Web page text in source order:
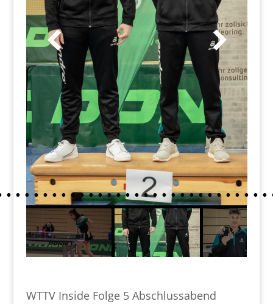
WTTV Inside Folge 5 Abschlussabend